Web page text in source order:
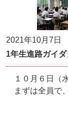
2021年10月7日
1年生進路ガイ
１０月６日（
まずは全員で